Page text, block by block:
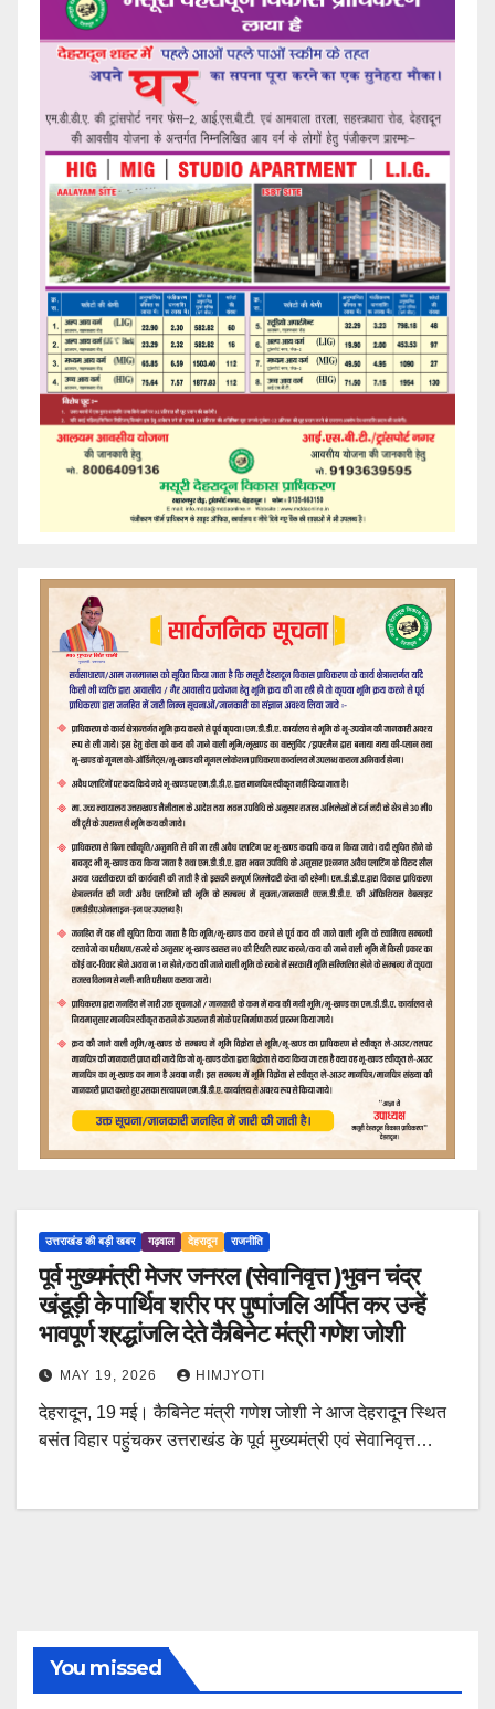
उत्तराखंड की बड़ी खबर गढ़वाल देहरादून राजनीति
पूर्व मुख्यमंत्री मेजर जनरल (सेवानिवृत्त )भुवन चंद्र
खंडूड़ी के पार्थिव शरीर पर पुष्पांजलि अर्पित कर उन्हें
भावपूर्ण श्रद्धांजलि देते कैबिनेट मंत्री गणेश जोशी
MAY 19, 2026 HIMJYOTI
देहरादून, 19 मई। कैबिनेट मंत्री गणेश जोशी ने आज देहरादून स्थित
बसंत विहार पहुंचकर उत्तराखंड के पूर्व मुख्यमंत्री एवं सेवानिवृत्त…
You missed